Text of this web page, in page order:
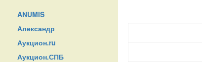
ANUMIS
Александр
Аукцион.ru
Аукцион.СПБ